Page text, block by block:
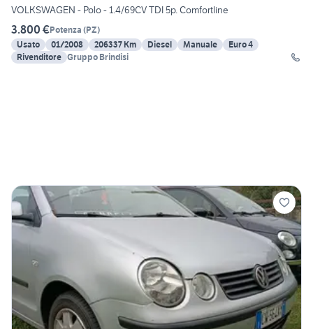
VOLKSWAGEN - Polo - 1.4/69CV TDI 5p. Comfortline
3.800 €Potenza (PZ)
Usato
01/2008 206337 Km Diesel Manuale
Euro 4
Rivenditore Gruppo Brindisi